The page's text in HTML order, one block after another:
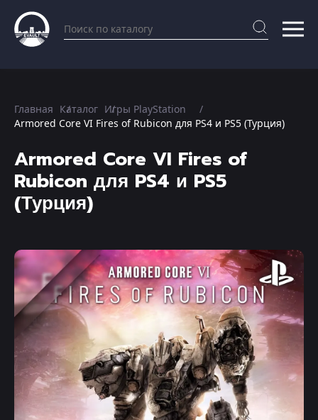
Главная Каталог Игры PlayStation
Armored Core VI Fires of Rubicon для PS4 и PS5 (Турция)
Armored Core VI Fires of
Rubicon для PS4 и PS5
(Турция)